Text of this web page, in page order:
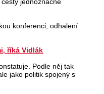
konferenci, odhalení
říká Vidlák
Podle něj tak
jako politik spojený s